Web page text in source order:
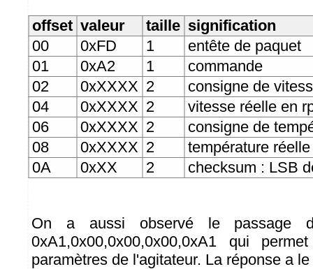
offset valeur taille signification
00
0xFD 1
entête de paquet
01
0xA2 1
commande
02
0xXXXX 2
consigne de
04
0xXXXX 2
vitesse réelle en
06
0xXXXX 2
consigne de
08
0xXXXX 2
température
0A
0xXX 2 checksum : LSB
On a aussi observé le passage
0xA1,0x00,0x00,0x00,0xA1 qui
paramètres de l'agitateur. La réponse a